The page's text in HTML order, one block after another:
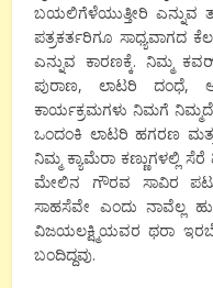
ಬಯಲಿಗೆಳೆಯುತ್ತೀರಿ ಎನ್ನುವ
ಪತ್ರಕರ್ತರಿಗೂ ಸಾಧ್ಯವಾಗದ
ಎನ್ನುವ ಕಾರಣಕ್ಕೆ. ನಿಮ್ಮ
ಪುರಾಣ, ಲಾಟರಿ ದಂಧೆ,
ಕಾರ್ಯಕ್ರಮಗಳು ನಿಮಗೆ
ಒಂದಂಕಿ ಲಾಟರಿ ಹಗರಣ
ನಿಮ್ಮ ಕ್ಯಾಮೆರಾ ಕಣ್ಣುಗಳಲ್ಲಿ
ಮೇಲಿನ ಗೌರವ ಸಾವಿರ
ಸಾಹಸೆವೇ ಎಂದು ನಾವೆಲ್ಲ
ವಿಜಯಲಕ್ಷ್ಮಿಯವರ ಥರಾ
ಬಂದಿದ್ದವು.